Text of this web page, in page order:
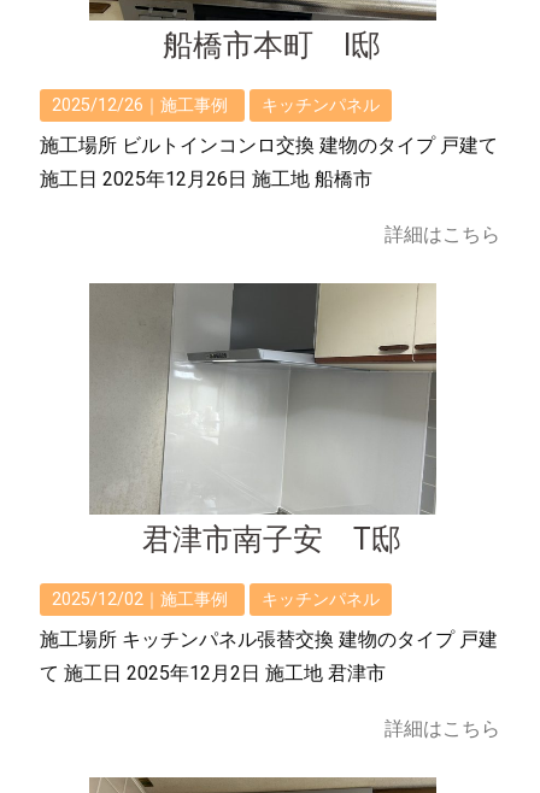
船橋市本町 I邸
2025/12/26｜施工事例 キッチンパネル
施工場所 ビルトインコンロ交換 建物のタイプ 戸建て
施工日 2025年12月26日 施工地 船橋市
詳細はこちら
君津市南子安 T邸
2025/12/02｜施工事例 キッチンパネル
施工場所 キッチンパネル張替交換 建物のタイプ 戸建
て 施工日 2025年12月2日 施工地 君津市
詳細はこちら